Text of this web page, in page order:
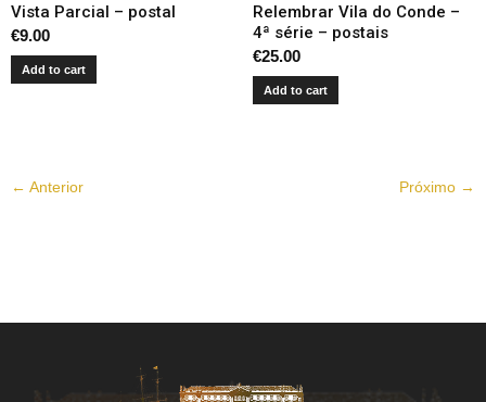
Vista Parcial – postal
€9.00
Add to cart
Relembrar Vila do Conde –
4ª série – postais
€25.00
Add to cart
← Anterior Próximo →